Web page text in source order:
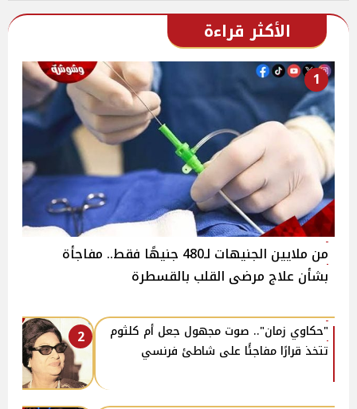
الأكثر قراءة
1
من ملايين الجنيهات لـ480 جنيهًا فقط.. مفاجأة
بشأن علاج مرضى القلب بالقسطرة
2
"حكاوي زمان".. صوت مجهول جعل أم كلثوم
تتخذ قرارًا مفاجئًا على شاطئ فرنسي